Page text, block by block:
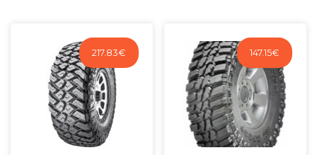
217.83€ 147.15€